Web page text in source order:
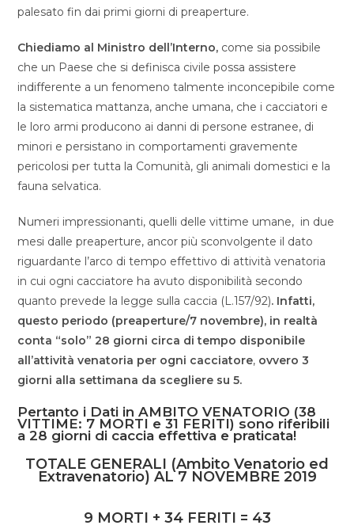
palesato fin dai primi giorni di preaperture.
Chiediamo al Ministro dell’Interno, come sia possibile
che un Paese che si definisca civile possa assistere
indifferente a un fenomeno talmente inconcepibile come
la sistematica mattanza, anche umana, che i cacciatori e
le loro armi producono ai danni di persone estranee, di
minori e persistano in comportamenti gravemente
pericolosi per tutta la Comunità, gli animali domestici e la
fauna selvatica.
Numeri impressionanti, quelli delle vittime umane, in due
mesi dalle preaperture, ancor più sconvolgente il dato
riguardante l’arco di tempo effettivo di attività venatoria
in cui ogni cacciatore ha avuto disponibilità secondo
quanto prevede la legge sulla caccia (L.157/92). Infatti,
questo periodo (preaperture/7 novembre), in realtà
conta “solo” 28 giorni circa di tempo disponibile
all’attività venatoria per ogni cacciatore, ovvero 3
giorni alla settimana da scegliere su 5.
Pertanto i Dati in AMBITO VENATORIO (38
VITTIME: 7 MORTI e 31 FERITI) sono riferibili
a 28 giorni di caccia effettiva e praticata!
TOTALE GENERALI (Ambito Venatorio ed
Extravenatorio) AL 7 NOVEMBRE 2019
9 MORTI + 34 FERITI = 43